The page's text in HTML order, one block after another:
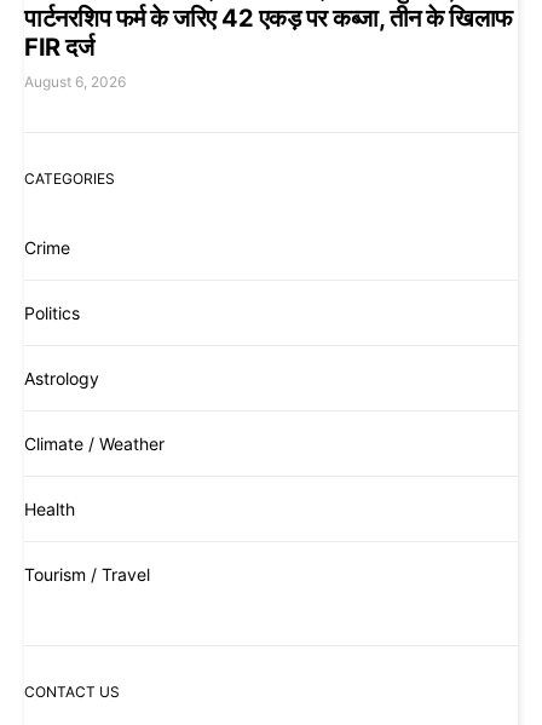
पार्टनरशिप फर्म के जरिए 42 एकड़ पर कब्जा, तीन के खिलाफ
FIR दर्ज
August 6, 2026
CATEGORIES
Crime
Politics
Astrology
Climate / Weather
Health
Tourism / Travel
CONTACT US